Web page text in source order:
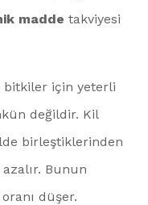
madde takviyesi
için yeterli
değildir. Kil
birleştiklerinden
Bunun
düşer.